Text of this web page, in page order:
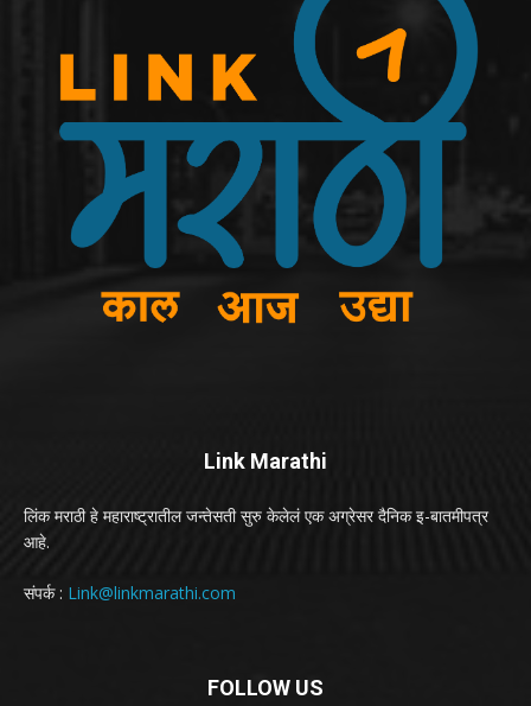
Link Marathi
लिंक मराठी हे महाराष्ट्रातील जन्तेसती सुरु केलेलं एक अग्रेसर दैनिक इ-बातमीपत्र
आहे.
संपर्क : Link@linkmarathi.com
FOLLOW US